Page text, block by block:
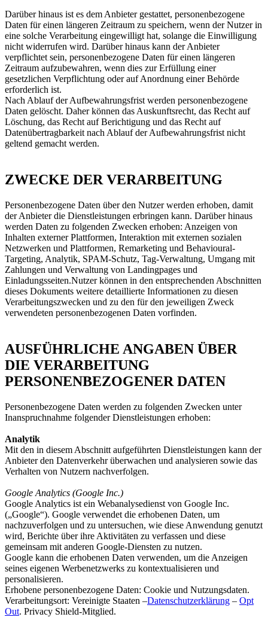
Darüber hinaus ist es dem Anbieter gestattet, personenbezogene
Daten für einen längeren Zeitraum zu speichern, wenn der Nutzer in
eine solche Verarbeitung eingewilligt hat, solange die Einwilligung
nicht widerrufen wird. Darüber hinaus kann der Anbieter
verpflichtet sein, personenbezogene Daten für einen längeren
Zeitraum aufzubewahren, wenn dies zur Erfüllung einer
gesetzlichen Verpflichtung oder auf Anordnung einer Behörde
erforderlich ist.
Nach Ablauf der Aufbewahrungsfrist werden personenbezogene
Daten gelöscht. Daher können das Auskunftsrecht, das Recht auf
Löschung, das Recht auf Berichtigung und das Recht auf
Datenübertragbarkeit nach Ablauf der Aufbewahrungsfrist nicht
geltend gemacht werden.
ZWECKE DER VERARBEITUNG
Personenbezogene Daten über den Nutzer werden erhoben, damit
der Anbieter die Dienstleistungen erbringen kann. Darüber hinaus
werden Daten zu folgenden Zwecken erhoben: Anzeigen von
Inhalten externer Plattformen, Interaktion mit externen sozialen
Netzwerken und Plattformen, Remarketing und Behavioural-
Targeting, Analytik, SPAM-Schutz, Tag-Verwaltung, Umgang mit
Zahlungen und Verwaltung von Landingpages und
Einladungsseiten.Nutzer können in den entsprechenden Abschnitten
dieses Dokuments weitere detaillierte Informationen zu diesen
Verarbeitungszwecken und zu den für den jeweiligen Zweck
verwendeten personenbezogenen Daten vorfinden.
AUSFÜHRLICHE ANGABEN ÜBER
DIE VERARBEITUNG
PERSONENBEZOGENER DATEN
Personenbezogene Daten werden zu folgenden Zwecken unter
Inanspruchnahme folgender Dienstleistungen erhoben:
Analytik
Mit den in diesem Abschnitt aufgeführten Dienstleistungen kann der
Anbieter den Datenverkehr überwachen und analysieren sowie das
Verhalten von Nutzern nachverfolgen.
Google Analytics (Google Inc.)
Google Analytics ist ein Webanalysedienst von Google Inc.
(„Google“). Google verwendet die erhobenen Daten, um
nachzuverfolgen und zu untersuchen, wie diese Anwendung genutzt
wird, Berichte über ihre Aktivitäten zu verfassen und diese
gemeinsam mit anderen Google-Diensten zu nutzen.
Google kann die erhobenen Daten verwenden, um die Anzeigen
seines eigenen Werbenetzwerks zu kontextualisieren und
personalisieren.
Erhobene personenbezogene Daten: Cookie und Nutzungsdaten.
Verarbeitungsort: Vereinigte Staaten –Datenschutzerklärung – Opt
Out. Privacy Shield-Mitglied.